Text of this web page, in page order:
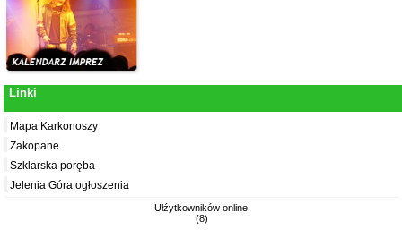
Linki
Mapa Karkonoszy
Zakopane
Szklarska poręba
Jelenia Góra ogłoszenia
Ułźytkowników online:
(8)